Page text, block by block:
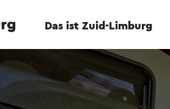
Das ist Zuid-Limburg